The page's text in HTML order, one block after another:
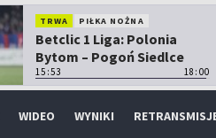
TRWA PIŁKA NOŻNA
Betclic 1 Liga: Polonia
Bytom – Pogoń Siedlce
15:53 18:00
WIDEO WYNIKI